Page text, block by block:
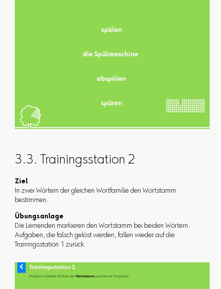
3.3. Trainingsstation 2
Ziel
In zwei Wörtern der gleichen Wortfamilie den Wortstamm
bestimmen.
Übungsanlage
Die Lernenden markieren den Wortstamm bei beiden Wörtern.
Aufgaben, die falsch gelöst werden, fallen wieder auf die
Trainingsstation 1 zurück.